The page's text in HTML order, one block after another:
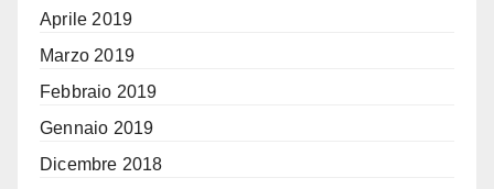
Aprile 2019
Marzo 2019
Febbraio 2019
Gennaio 2019
Dicembre 2018